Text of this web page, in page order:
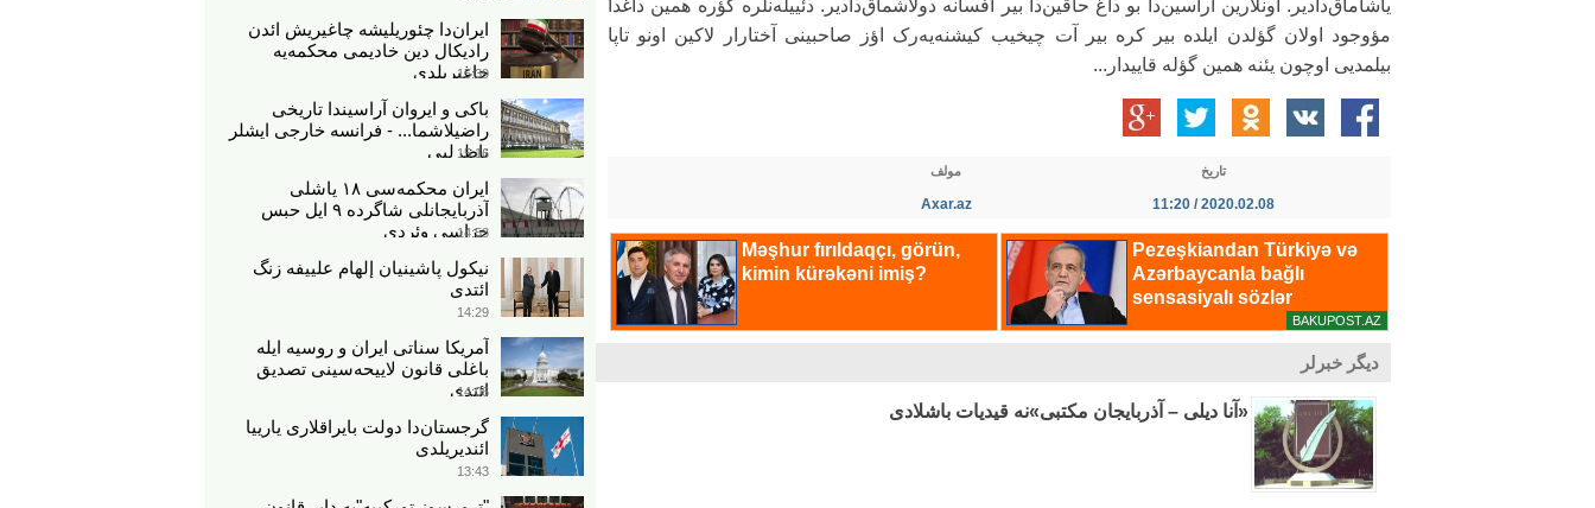
یاشاماق‌دادیر. اونلارین آراسین‌دا بو داغ حاقین‌دا بیر افسانه دولاشماق‌دادیر. دئییله‌نلره گؤره همین داغدا
مؤوجود اولان گؤلدن ایلده بیر کره بیر آت چیخیب کیشنه‌یه‌رک اؤز صاحبینی آختارار لاکین اونو تاپا
بیلمدیی اوچون یئنه همین گؤله قاییدار...
تاریخ
2020.02.08 / 11:20
مولف
Axar.az
دیگر خبرلر
«آنا دیلی – آذربایجان مکتبی»نه قیدیات باشلادی
ایران‌دا چئوریلیشه چاغیریش ائد‌ن
رادیکال دین خادیمی محکمه‌یه
چاغیریلدی
15:39
باکی و ایروان آراسیندا تاریخی
راضیلاشما... - فرانسه خارجی ایشلر
ناظرلیی
15:16
ایران محکمه‌سی ۱۸ یاشلی
آذربایجانلی شاگرده ۹ ایل حبس
جزاسی وئردی
14:53
نیکول پاشینیان إلهام علييفه زنگ
ائتدی
14:29
آمریکا سناتی ایران و روسیه ایله
باغلی قانون لاییحه‌سینی تصدیق
ائتدی
14:06
گرجستان‌دا دولت بایراقلاری یارییا
ائندیریلدی
13:43